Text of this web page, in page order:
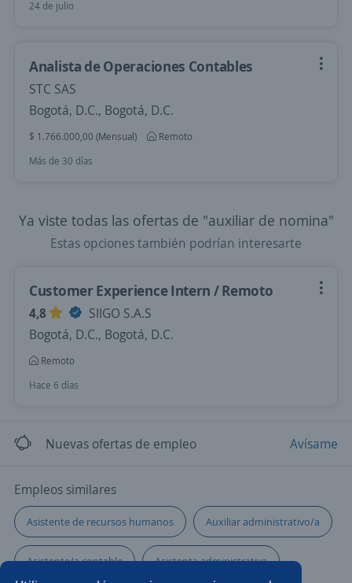
24 de julio
Analista de Operaciones Contables
STC SAS
Bogotá, D.C., Bogotá, D.C.
$ 1.766.000,00 (Mensual)
Remoto
Más de 30 días
Ya viste todas las ofertas de "auxiliar de nomina"
Estas opciones también podrían interesarte
Customer Experience Intern / Remoto
4,8
SIIGO S.A.S
Bogotá, D.C., Bogotá, D.C.
Remoto
Hace 6 días
Nuevas ofertas de empleo Avísame
Empleos similares
Asistente de recursos humanos Auxiliar administrativo/a
Asistente/a contable Asistenta administrativa